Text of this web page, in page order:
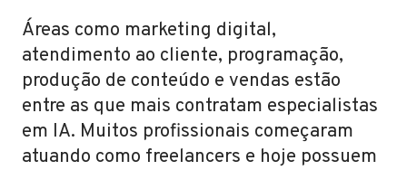
Áreas como marketing digital,
atendimento ao cliente, programação,
produção de conteúdo e vendas estão
entre as que mais contratam especialistas
em IA. Muitos profissionais começaram
atuando como freelancers e hoje possuem